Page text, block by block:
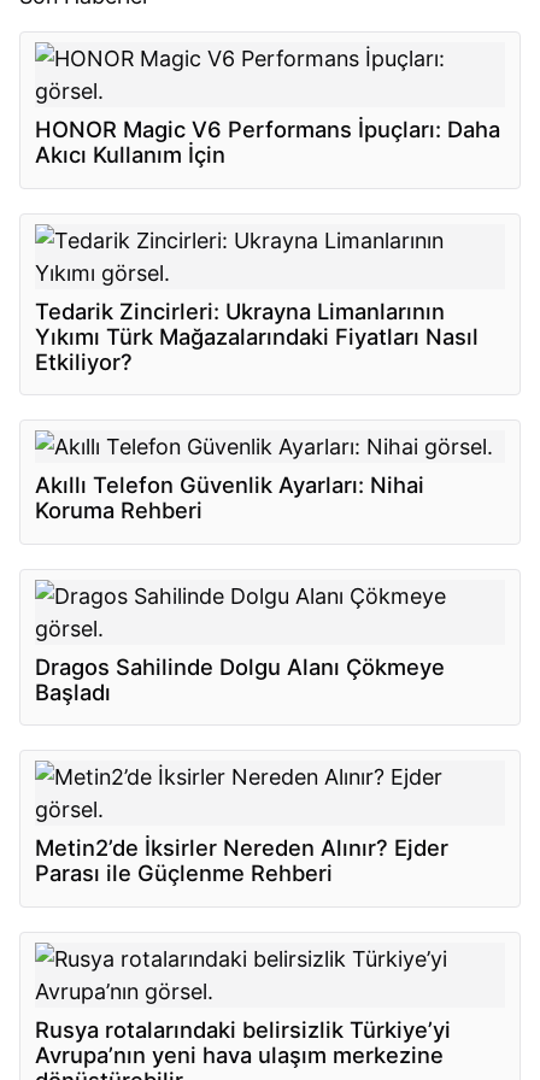
HONOR Magic V6 Performans İpuçları: Daha
Akıcı Kullanım İçin
Tedarik Zincirleri: Ukrayna Limanlarının
Yıkımı Türk Mağazalarındaki Fiyatları Nasıl
Etkiliyor?
Akıllı Telefon Güvenlik Ayarları: Nihai
Koruma Rehberi
Dragos Sahilinde Dolgu Alanı Çökmeye
Başladı
Metin2’de İksirler Nereden Alınır? Ejder
Parası ile Güçlenme Rehberi
Rusya rotalarındaki belirsizlik Türkiye’yi
Avrupa’nın yeni hava ulaşım merkezine